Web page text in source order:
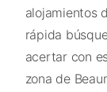
alojamientos
rápida
acertar con
zona de